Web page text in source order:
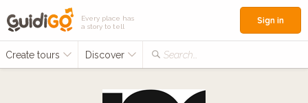
Every place has
a story to tell
Create tours Discover Search...
Sign in